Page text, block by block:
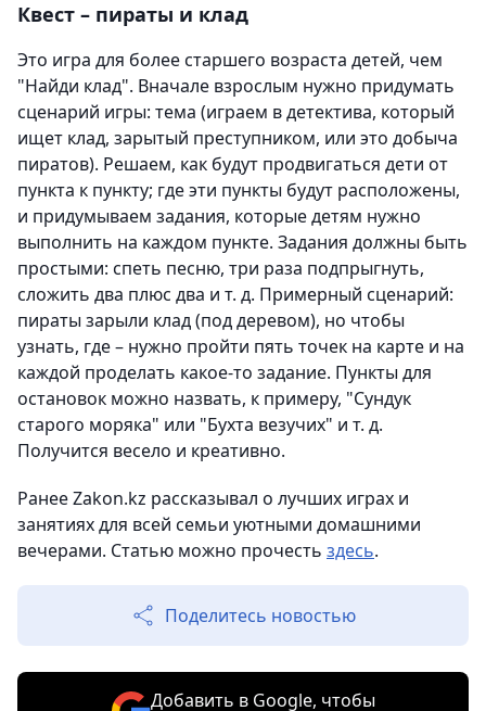
Квест – пираты и клад
Это игра для более старшего возраста детей, чем
"Найди клад". Вначале взрослым нужно придумать
сценарий игры: тема (играем в детектива, который
ищет клад, зарытый преступником, или это добыча
пиратов). Решаем, как будут продвигаться дети от
пункта к пункту; где эти пункты будут расположены,
и придумываем задания, которые детям нужно
выполнить на каждом пункте. Задания должны быть
простыми: спеть песню, три раза подпрыгнуть,
сложить два плюс два и т. д. Примерный сценарий:
пираты зарыли клад (под деревом), но чтобы
узнать, где – нужно пройти пять точек на карте и на
каждой проделать какое-то задание. Пункты для
остановок можно назвать, к примеру, "Сундук
старого моряка" или "Бухта везучих" и т. д.
Получится весело и креативно.
Ранее Zakon.kz рассказывал о лучших играх и
занятиях для всей семьи уютными домашними
вечерами. Статью можно прочесть здесь.
Поделитесь новостью
Добавить в Google, чтобы